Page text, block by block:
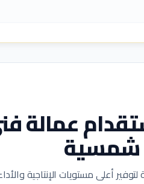
عمالة
شمسية
لتوفير أعلى مستويات الإنتاجية